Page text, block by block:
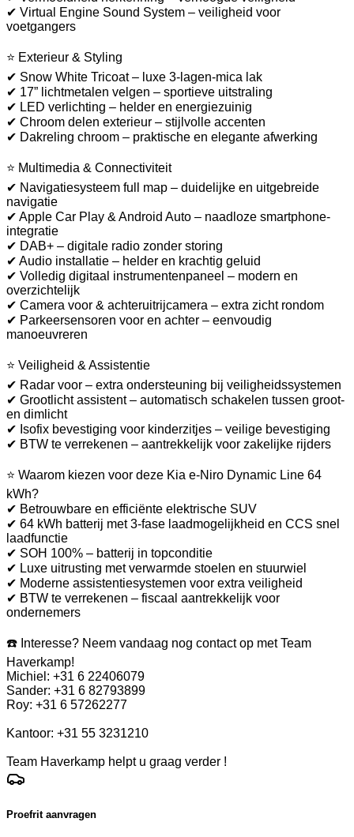
✔ Virtual Engine Sound System – veiligheid voor
voetgangers
⭐ Exterieur & Styling
✔ Snow White Tricoat – luxe 3-lagen-mica lak
✔ 17” lichtmetalen velgen – sportieve uitstraling
✔ LED verlichting – helder en energiezuinig
✔ Chroom delen exterieur – stijlvolle accenten
✔ Dakreling chroom – praktische en elegante afwerking
⭐ Multimedia & Connectiviteit
✔ Navigatiesysteem full map – duidelijke en uitgebreide
navigatie
✔ Apple Car Play & Android Auto – naadloze smartphone-
integratie
✔ DAB+ – digitale radio zonder storing
✔ Audio installatie – helder en krachtig geluid
✔ Volledig digitaal instrumentenpaneel – modern en
overzichtelijk
✔ Camera voor & achteruitrijcamera – extra zicht rondom
✔ Parkeersensoren voor en achter – eenvoudig
manoeuvreren
⭐ Veiligheid & Assistentie
✔ Radar voor – extra ondersteuning bij veiligheidssystemen
✔ Grootlicht assistent – automatisch schakelen tussen groot-
en dimlicht
✔ Isofix bevestiging voor kinderzitjes – veilige bevestiging
✔ BTW te verrekenen – aantrekkelijk voor zakelijke rijders
⭐ Waarom kiezen voor deze Kia e-Niro Dynamic Line 64
kWh?
✔ Betrouwbare en efficiënte elektrische SUV
✔ 64 kWh batterij met 3-fase laadmogelijkheid en CCS snel
laadfunctie
✔ SOH 100% – batterij in topconditie
✔ Luxe uitrusting met verwarmde stoelen en stuurwiel
✔ Moderne assistentiesystemen voor extra veiligheid
✔ BTW te verrekenen – fiscaal aantrekkelijk voor
ondernemers
☎️ Interesse? Neem vandaag nog contact op met Team
Haverkamp!
Michiel: +31 6 22406079
Sander: +31 6 82793899
Roy: +31 6 57262277
Kantoor: +31 55 3231210
Team Haverkamp helpt u graag verder !
Proefrit aanvragen